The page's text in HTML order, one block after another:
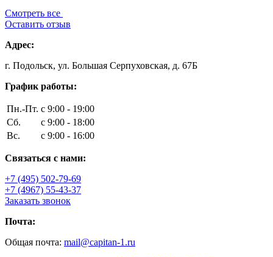
Смотреть все
Оставить отзыв
Адрес:
г. Подольск, ул. Большая Серпуховская, д. 67Б
График работы:
Пн.-Пт. с 9:00 - 19:00
Сб.
с 9:00 - 18:00
Вс.
с 9:00 - 16:00
Связаться с нами:
+7 (495) 502-79-69
+7 (4967) 55-43-37
Заказать звонок
Почта:
Общая почта: mail@capitan-1.ru